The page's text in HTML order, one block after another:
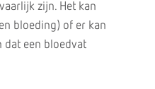
zijn. Het kan
bloeding) of er kan
dat een bloedvat